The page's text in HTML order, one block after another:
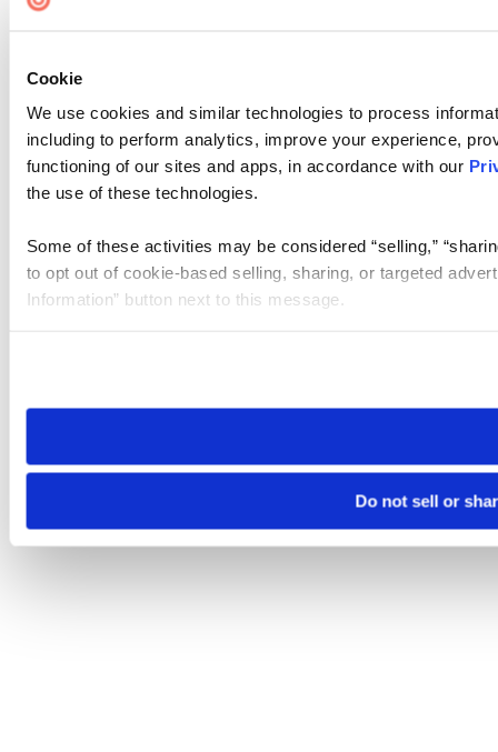
Cookie
We use cookies and similar technologies to process
including to perform analytics, improve your experience,
functioning of our sites and apps, in accordance with our
the use of these technologies.
Some of these activities may be considered “selling,”
to opt out of cookie-based selling, sharing, or targeted
Information” button next to this message.
need to be set again.
Do not sell or